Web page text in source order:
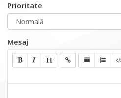
Prioritate
Mesaj